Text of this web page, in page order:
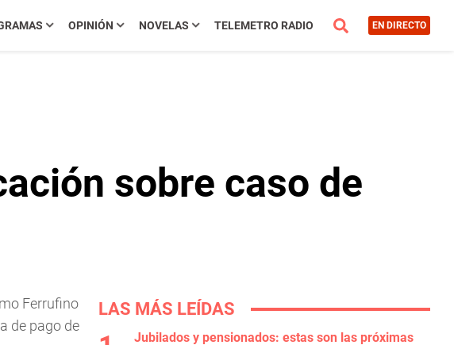
OPINIÓN NOVELAS TELEMETRO RADIO EN DIRECTO
sobre caso de
Ferrufino
de pago de
LAS MÁS LEÍDAS
Jubilados y pensionados: estas son las próximas